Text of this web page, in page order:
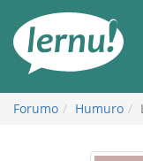
enhavo
Forumo Humuro